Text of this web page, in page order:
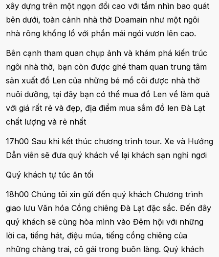
xây dựng trên một ngọn đồi cao với tầm nhìn bao quát
bên dưới, toàn cảnh nhà thờ Doamain như một ngôi
nhà rông khổng lồ với phần mái ngói vươn lên cao.
Bên cạnh tham quan chụp ảnh và khám phá kiến trúc
ngôi nhà thờ, bạn còn được ghé tham quan trung tâm
sản xuất đồ Len của những bé mồ côi được nhà thờ
nuôi dưỡng, tại đây bạn có thể mua đồ Len về làm quà
với giá rất rẻ và đẹp, địa điểm mua sắm đồ len Đà Lạt
chất lượng và rẻ nhất
17h00 Sau khi kết thúc chương trình tour. Xe và Hướng
Dẫn viên sẽ đưa quý khách về lại khách sạn nghỉ ngơi
Quý khách tự túc ăn tối
18h00 Chúng tôi xin gửi đến quý khách Chương trình
giao lưu Văn hóa Cồng chiêng Đà Lạt đặc sắc. Đến đây
quý khách sẽ cùng hòa mình vào Đêm hội với những
lời ca, tiếng hát, điệu múa, tiếng cồng chiêng của
những chàng trai, cô gái trong buôn làng. Quý khách